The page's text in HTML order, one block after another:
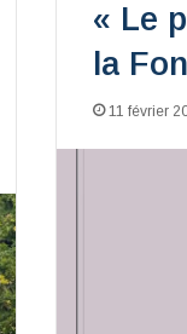
« Le
la
11 février